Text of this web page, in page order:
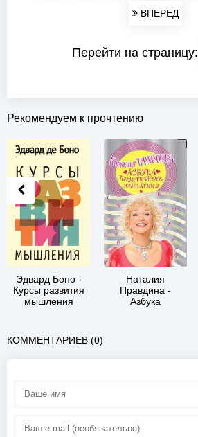
ВПЕРЕД
Перейти на страницу:
Рекомендуем к прочтению
Эдвард Боно -
Курсы развития
мышления
Наталия
Правдина -
Азбука
КОММЕНТАРИЕВ (0)